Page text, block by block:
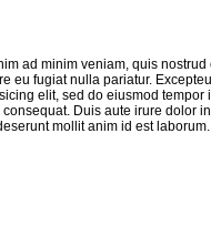
ad minim veniam, quis nostrud
eu fugiat nulla pariatur.
elit, sed do eiusmod tempor
Duis aute irure dolor
mollit anim id est laborum.